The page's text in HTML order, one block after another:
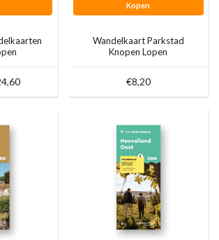
Kopen
Wandelkaart Parkstad
Knopen Lopen
€8,20